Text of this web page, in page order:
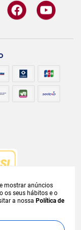
para menores de
química e, em excesso,
o dia de hoje, podendo
mostrar anúncios
os seus hábitos e o
a nossa Política de